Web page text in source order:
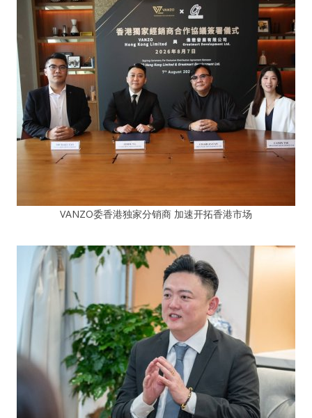
VANZO委香港独家分销商 加速开拓香港市场